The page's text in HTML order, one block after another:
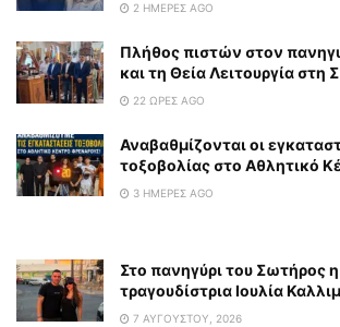
2 ΗΜΈΡΕΣ AGO
Πλήθος πιστών στον
και τη Θεία Λειτουργία στη
22 ΏΡΕΣ AGO
Αναβαθμίζονται οι
τοξοβολίας στο Αθλητικό
3 ΗΜΈΡΕΣ AGO
Στο πανηγύρι του Σωτήρος
τραγουδίστρια Ιουλία
7 ΑΥΓΟΎΣΤΟΥ, 2026